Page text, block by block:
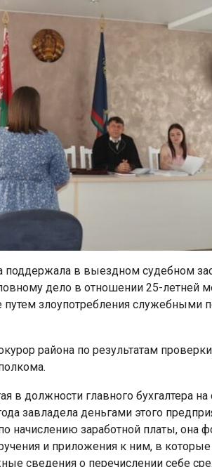
поддержала в выездном судебном
дело в отношении 25-летней
злоупотребления служебными
района по результатам
в должности главного бухгалтера
завладела деньгами этого
начислению заработной платы, она
и приложения к ним, в которые
сведения о перечислении себе